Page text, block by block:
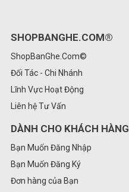
SHOPBANGHE.COM®
ShopBanGhe.Com©
Đối Tác - Chi Nhánh
Lĩnh Vực Hoạt Động
Liên hệ Tư Vấn
DÀNH CHO KHÁCH HÀNG
Bạn Muốn Đăng Nhập
Bạn Muốn Đăng Ký
Đơn hàng của Bạn